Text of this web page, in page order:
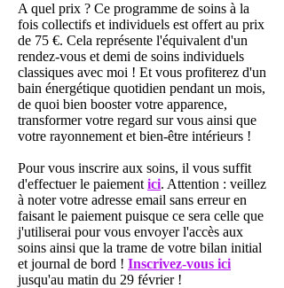
A quel prix ? Ce programme de soins à la
fois collectifs et individuels est offert au prix
de 75 €. Cela représente l'équivalent d'un
rendez-vous et demi de soins individuels
classiques avec moi ! Et vous profiterez d'un
bain énergétique quotidien pendant un mois,
de quoi bien booster votre apparence,
transformer votre regard sur vous ainsi que
votre rayonnement et bien-être intérieurs !
Pour vous inscrire aux soins, il vous suffit
d'effectuer le paiement ici. Attention : veillez
à noter votre adresse email sans erreur en
faisant le paiement puisque ce sera celle que
j'utiliserai pour vous envoyer l'accès aux
soins ainsi que la trame de votre bilan initial
et journal de bord ! Inscrivez-vous ici
jusqu'au matin du 29 février !